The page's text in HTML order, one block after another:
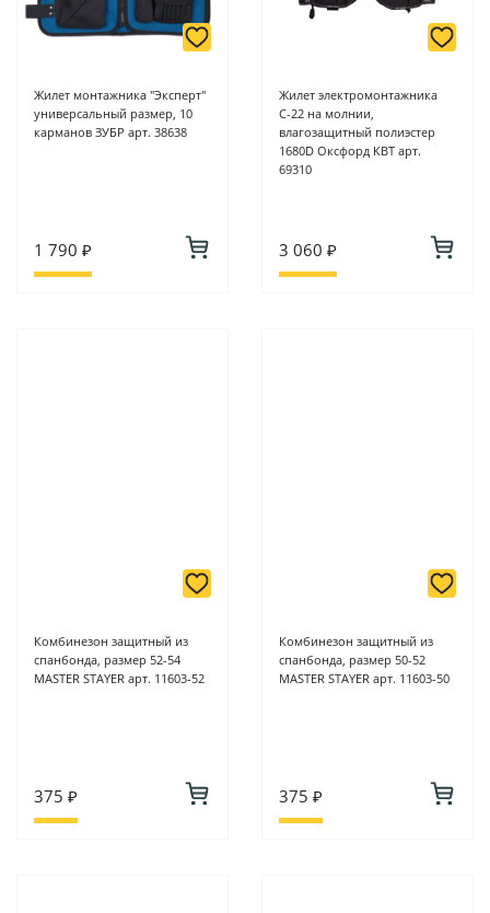
Жилет монтажника "Эксперт"
универсальный размер, 10
карманов ЗУБР арт. 38638
1 790 ₽
Жилет электромонтажника
С-22 на молнии,
влагозащитный полиэстер
1680D Оксфорд КВТ арт.
69310
3 060 ₽
Комбинезон защитный из
спанбонда, размер 52-54
MASTER STAYER арт. 11603-52
375 ₽
Комбинезон защитный из
спанбонда, размер 50-52
MASTER STAYER арт. 11603-50
375 ₽